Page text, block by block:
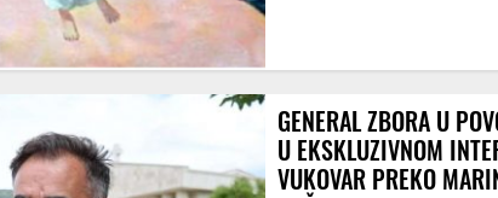
GENERAL ZBORA U
U EKSKLUZIVNOM
VUKOVAR PREKO